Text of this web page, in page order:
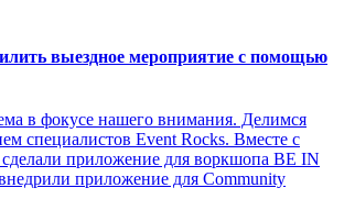
выездное мероприятие с помощью
в фокусе нашего внимания. Делимся
специалистов Event Rocks. Вместе с
приложение для воркшопа BE IN
приложение для Community